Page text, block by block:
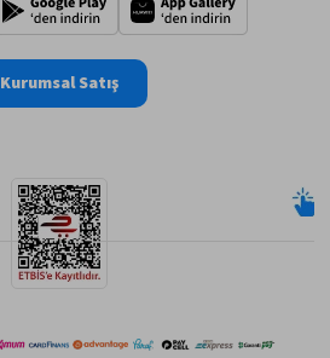
Kurumsal Satış